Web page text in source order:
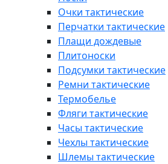
Очки тактические
Перчатки тактические
Плащи дождевые
Плитоноски
Подсумки тактические
Ремни тактические
Термобелье
Фляги тактические
Часы тактические
Чехлы тактические
Шлемы тактические